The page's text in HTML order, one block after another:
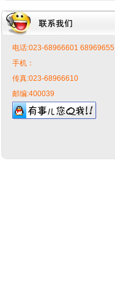
电话:023-68966601 68969655
手机：
传真:023-68966610
邮编:400039